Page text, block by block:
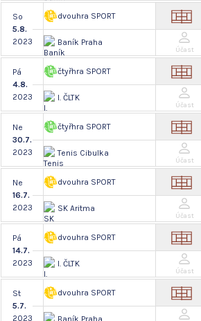
So
5.8.
2023
dvouhra SPORT
Baník Praha
Účast
Pá
4.8.
2023
čtyřhra SPORT
I. ČLTK
Účast
Ne
30.7.
2023
čtyřhra SPORT
Tenis Cibulka
Účast
Ne
16.7.
2023
dvouhra SPORT
SK Aritma
Účast
Pá
14.7.
2023
dvouhra SPORT
I. ČLTK
Účast
St
5.7.
2023
dvouhra SPORT
Baník Praha